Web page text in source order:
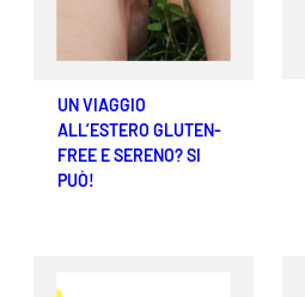
UN VIAGGIO
ALL’ESTERO GLUTEN-
FREE E SERENO? SI
PUÒ!